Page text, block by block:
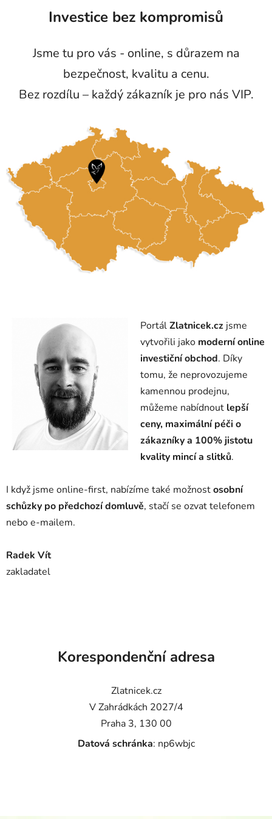
Investice bez kompromisů
Jsme tu pro vás - online, s důrazem na
bezpečnost, kvalitu a cenu.
Bez rozdílu – každý zákazník je pro nás VIP.
PortálZlatnicek.cz jsme
vytvořili jako moderní online
investiční obchod. Díky
tomu, že neprovozujeme
kamennou prodejnu,
můžeme nabídnout lepší
ceny, maximální péči o
zákazníky a 100% jistotu
kvality mincí a slitků.
I když jsme online-first, nabízíme také možnostosobní
schůzky po předchozí domluvě, stačí se ozvat telefonem
nebo e-mailem.
Radek Vít
zakladatel
Korespondenční adresa
Zlatnicek.cz
V Zahrádkách 2027/4
Praha 3, 130 00
Datová schránka: np6wbjc